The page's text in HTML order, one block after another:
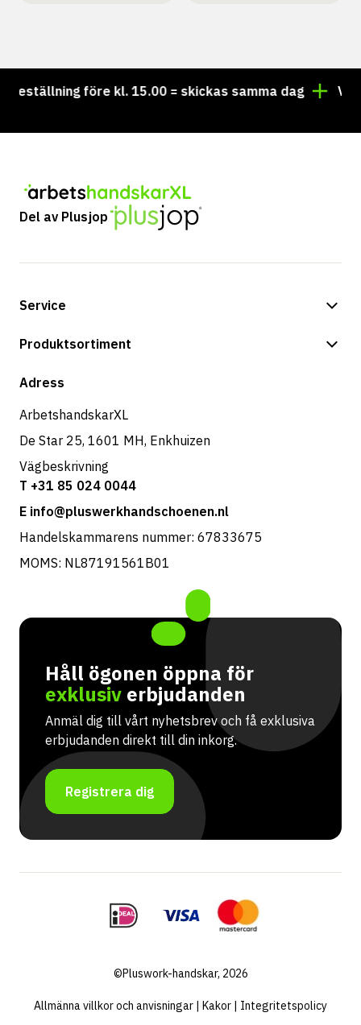
före kl. 15.00 = skickas samma dag Vill du
Del av Plusjop
Service
Betalningsalternativ
Returer & service
Produktsortiment
Butik
Adress
ArbetshandskarXL
De Star 25, 1601 MH, Enkhuizen
Vägbeskrivning
T +31 85 024 0044
E info@pluswerkhandschoenen.nl
Handelskammarens nummer: 67833675
MOMS: NL87191561B01
Håll ögonen öppna för
exklusiv erbjudanden
Anmäl dig till vårt nyhetsbrev och få exklusiva
erbjudanden direkt till din inkorg.
Registrera dig
©Pluswork-handskar, 2026
Allmänna villkor och anvisningar | Kakor | Integritetspolicy